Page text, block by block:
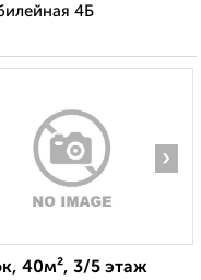
4Б
›
40м², 3/5 этаж